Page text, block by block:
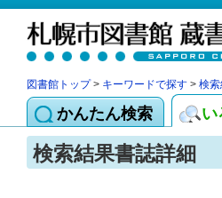
図書館トップ> キーワードで探す > 検
かんたん検索 い
検索結果書誌詳細